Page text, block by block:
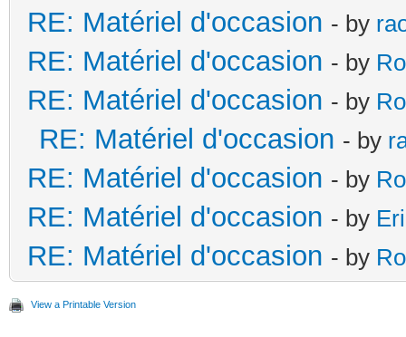
RE: Matériel d'occasion - by
RE: Matériel d'occasion - by
RE: Matériel d'occasion - by
RE: Matériel d'occasion - by
RE: Matériel d'occasion - by
RE: Matériel d'occasion - by
RE: Matériel d'occasion - by
View a Printable Version